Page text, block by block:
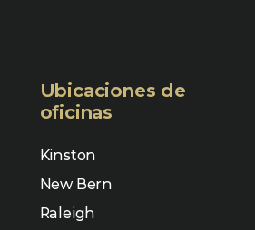
Ubicaciones de
oficinas
Kinston
New Bern
Raleigh